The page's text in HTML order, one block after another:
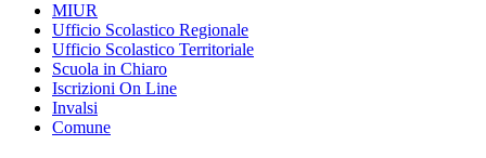
MIUR
Ufficio Scolastico Regionale
Ufficio Scolastico Territoriale
Scuola in Chiaro
Iscrizioni On Line
Invalsi
Comune